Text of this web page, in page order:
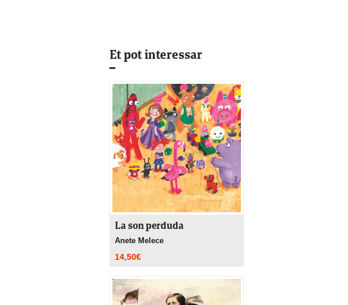
Et pot interessar
La son perduda
Anete Melece
14,50€